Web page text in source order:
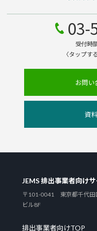
03-
受付時
〈タップす
お問い
資
JEMS 排出事業者向け
〒101-0041 東京都千代田
ビル8F
排出事業者向けTOP